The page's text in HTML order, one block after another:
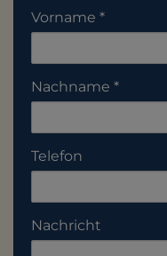
Vorname
Nachname
Telefon
Nachricht